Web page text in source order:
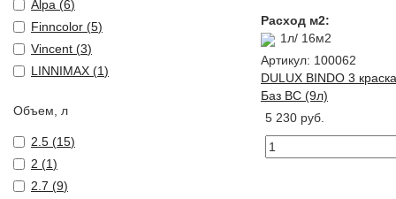
Alpa (6)
Finncolor (5)
Vincent (3)
LINNIMAX (1)
Объем, л
2.5 (15)
2 (1)
2.7 (9)
Расход м2:
1л/ 16м2
Артикул: 100062
DULUX BINDO 3
Баз BС (9л)
5 230 руб.